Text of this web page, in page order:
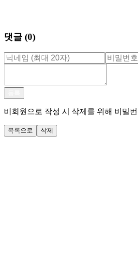
댓글 (0)
비회원으로 작성 시 삭제를 위해 비밀
목록으로 삭제